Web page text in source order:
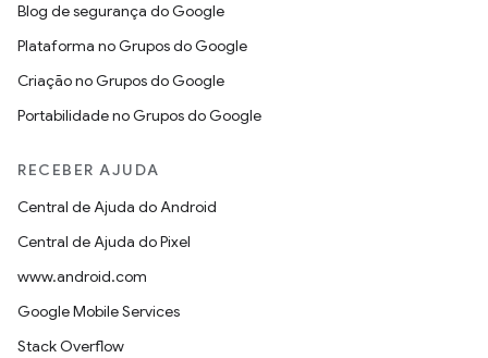
Blog de segurança do Google
Plataforma no Grupos do Google
Criação no Grupos do Google
Portabilidade no Grupos do Google
RECEBER AJUDA
Central de Ajuda do Android
Central de Ajuda do Pixel
www.android.com
Google Mobile Services
Stack Overflow